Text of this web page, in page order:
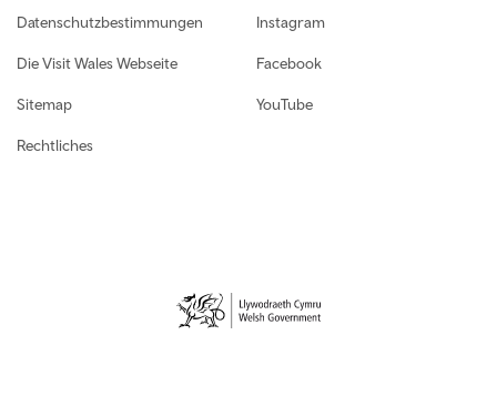
Datenschutzbestimmungen
Die Visit Wales Webseite
Sitemap
Rechtliches
Instagram
Facebook
YouTube